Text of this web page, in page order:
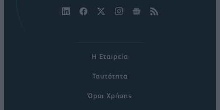
Η Εταιρεία
Ταυτότητα
Όροι Χρήσης